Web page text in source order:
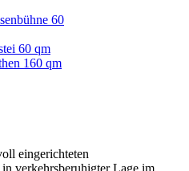
60
60 qm
160 qm
eingerichteten